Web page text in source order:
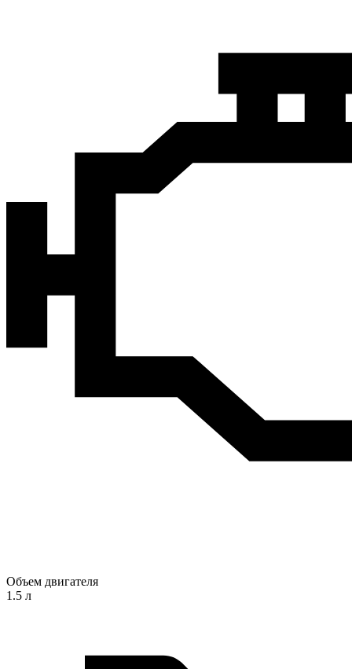
Объем двигателя
1.5 л